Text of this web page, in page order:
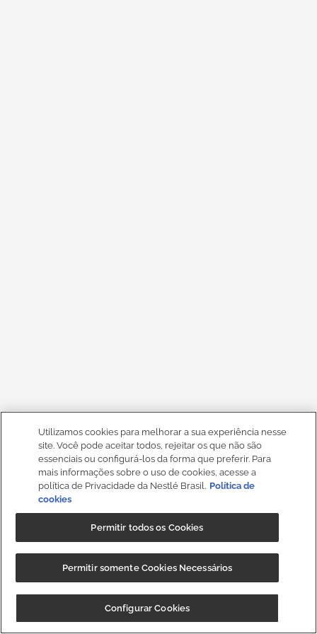
Utilizamos cookies para melhorar a sua experiência nesse
site. Você pode aceitar todos, rejeitar os que não são
essenciais ou configurá-los da forma que preferir. Para
mais informações sobre o uso de cookies, acesse a
política de Privacidade da Nestlé Brasil. Política de
cookies
Configurar Cookies
Permitir somente Cookies Necessários
Permitir todos os Cookies